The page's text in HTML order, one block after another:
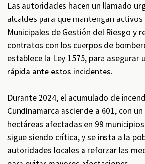
Las autoridades hacen un llamado
alcaldes para que mantengan activos
Municipales de Gestión del Riesgo y
contratos con los cuerpos de
establece la Ley 1575, para asegurar
rápida ante estos incidentes.
Durante 2024, el acumulado de
Cundinamarca asciende a 601, con
hectáreas afectadas en 99
sigue siendo crítica, y se insta a la
autoridades locales a reforzar las